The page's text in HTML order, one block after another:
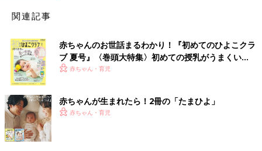
関連記事
赤ちゃんのお世話まるわかり！『初めてのひよこクラ
ブ 夏号』〈巻頭大特集〉初めての授乳がうまくい
く！ おっぱい・ミルクの基本と夏のトラブル 解決テ
赤ちゃん・育児
赤ちゃんが生まれたら！2冊の「たまひよ」
赤ちゃん・育児